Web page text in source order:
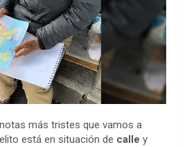
más tristes que vamos a
está en situación de calle y